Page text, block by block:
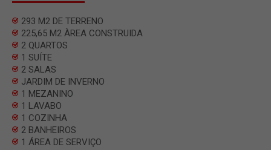
293 M2 DE TERRENO
225,65 M2 ÀREA CONSTRUIDA
2 QUARTOS
1 SUÍTE
2 SALAS
JARDIM DE INVERNO
1 MEZANINO
1 LAVABO
1 COZINHA
2 BANHEIROS
1 ÁREA DE SERVIÇO